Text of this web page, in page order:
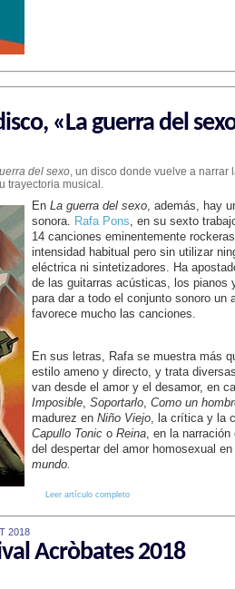
«La guerra del
del sexo, un disco donde vuelve a narrar
trayectoria musical.
En La guerra del sexo, además, hay
sonora. Rafa Pons, en su sexto
14 canciones eminentemente
intensidad habitual pero sin utilizar
eléctrica ni sintetizadores. Ha
de las guitarras acústicas, los pianos
para dar a todo el conjunto sonoro un
favorece mucho las canciones.
En sus letras, Rafa se muestra más
estilo ameno y directo, y trata
van desde el amor y el desamor, en
Imposible, Soportarlo, Como un
madurez en Niño Viejo, la crítica y la
Capullo Tonico Reina, en la narración
del despertar del amor homosexual en
mundo.
Leer artículo completo
2018
Acròbates 2018